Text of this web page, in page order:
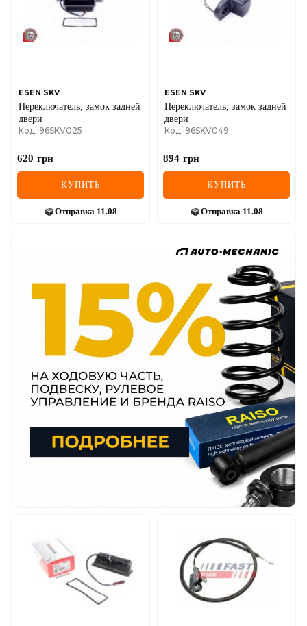
ESEN SKV
Переключатель, замок задней
двери
Код: 96SKV025
620 грн
КУПИТЬ
Отправка 11.08
ESEN SKV
Переключатель, замок задней
двери
Код: 96SKV049
894 грн
КУПИТЬ
Отправка 11.08